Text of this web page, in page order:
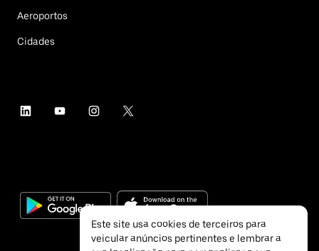
Aeroportos
Cidades
Este site usa cookies de terceiros para
veicular anúncios pertinentes e lembrar a